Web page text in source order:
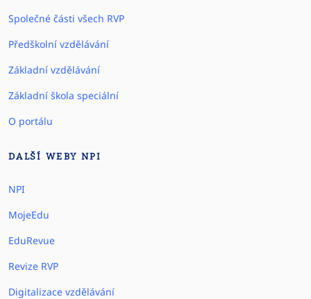
Společné části všech RVP
Předškolní vzdělávání
Základní vzdělávání
Základní škola speciální
O portálu
DALŠÍ WEBY NPI
NPI
MojeEdu
EduRevue
Revize RVP
Digitalizace vzdělávání